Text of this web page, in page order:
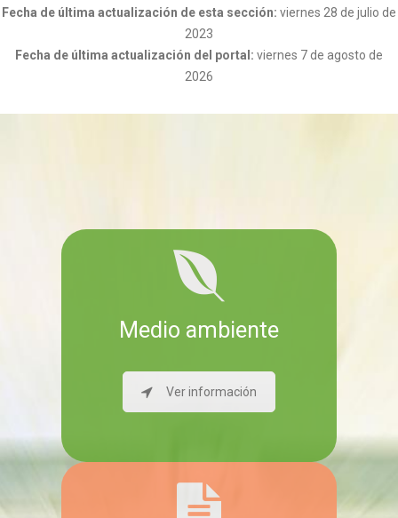
Fecha de última actualización de esta sección: viernes 28 de julio de
2023
Fecha de última actualización del portal: viernes 7 de agosto de
2026
Medio ambiente
Ver información